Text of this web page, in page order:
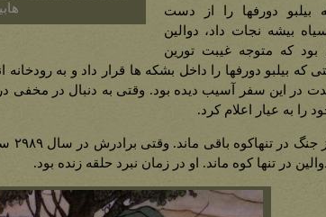
بیلبو دورفها را از دست
بیشه نجات داد، دوالین
بود که متوجه غیبت تورین
که بیلبو دورفها را داخل بشکه ها قرار داد و به رودخانه
در این سفر آسیب دیده بود. وقتی به دنبال در مخفی در
را به عیار اعلام کرد.
در تنها کوه ماند. او در زمان نبرد حلقه زنده بود.